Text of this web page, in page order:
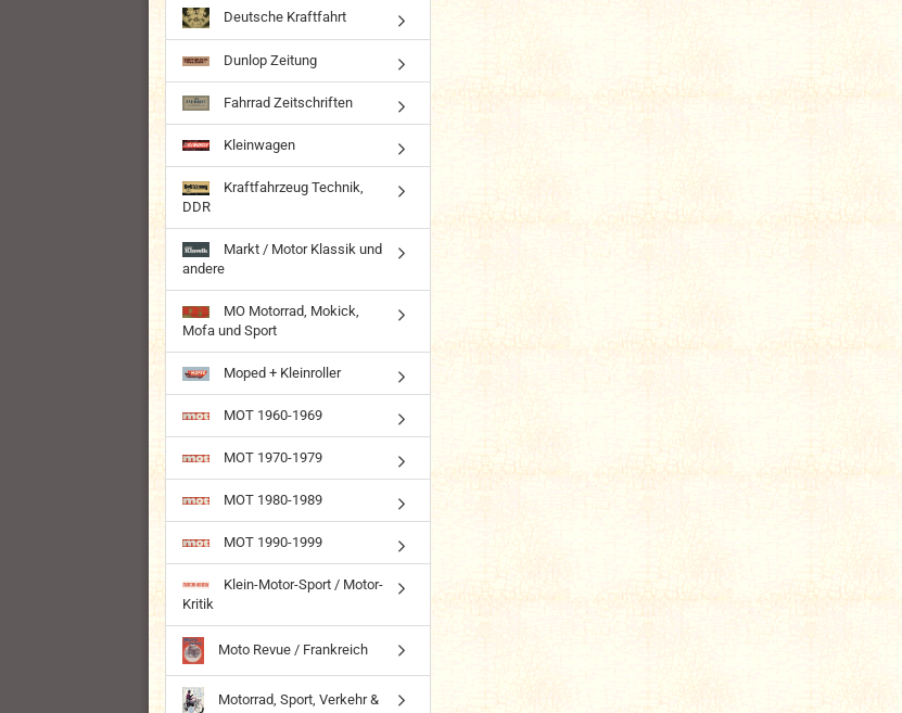
Deutsche Kraftfahrt
Dunlop Zeitung
Fahrrad Zeitschriften
Kleinwagen
Kraftfahrzeug Technik,
DDR
Markt / Motor Klassik und
andere
MO Motorrad, Mokick,
Mofa und Sport
Moped + Kleinroller
MOT 1960-1969
MOT 1970-1979
MOT 1980-1989
MOT 1990-1999
Klein-Motor-Sport / Motor-
Kritik
Moto Revue / Frankreich
Motorrad, Sport, Verkehr &